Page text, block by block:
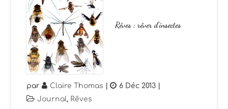
Rêves : rêver d’insectes
par Claire Thomas | 6 Déc 2013
Journal, Rêves